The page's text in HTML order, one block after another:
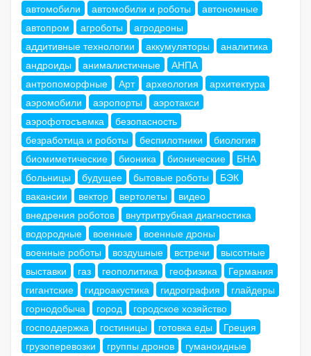
автомобили
автомобили и роботы
автономные
автопром
агроботы
агродроны
аддитивные технологии
аккумуляторы
аналитика
андроиды
анималистичные
АНПА
антропоморфные
Арт археология
архитектура
аэромобили
аэропорты
аэротакси
аэрофотосъемка
безопасность
безработица и роботы
беспилотники
биология
биомиметические
бионика бионические
БНА
больницы
будущее бытовые роботы
БЭК
вакансии
вектор вертолеты
видео
внедрения роботов
внутритрубная диагностика
водородные
военные
военные дроны
военные роботы
воздушные встречи
высотные
выставки
газ геополитика геофизика
Германия
гигантские
гидроакустика гидрография
глайдеры
горнодобыча
город
городское хозяйство
господдержка
гостиницы готовка еды
Греция
грузоперевозки
группы дронов
гуманоидные